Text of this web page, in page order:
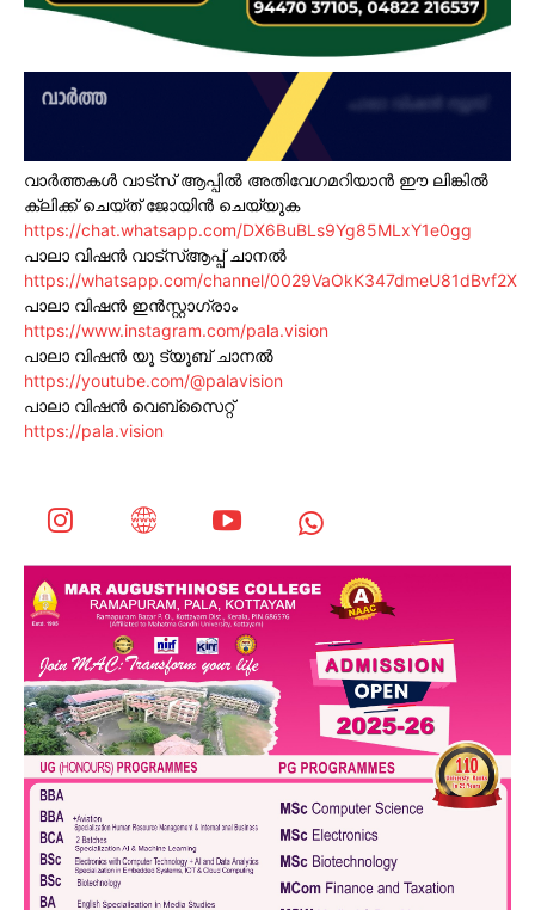
വാർത്തകൾ വാട്സ് ആപ്പിൽ അതിവേഗമറിയാൻ ഈ ലിങ്കിൽ
ക്ലിക്ക് ചെയ്ത് ജോയിൻ ചെയ്യുക
https://chat.whatsapp.com/DX6BuBLs9Yg85MLxY1e0gg
പാലാ വിഷൻ വാട്സ്ആപ്പ് ചാനൽ
https://whatsapp.com/channel/0029VaOkK347dmeU81dBvf2X
പാലാ വിഷൻ ഇൻസ്റ്റാഗ്രാം
https://www.instagram.com/pala.vision
പാലാ വിഷൻ യൂ ട്യൂബ് ചാനൽ
https://youtube.com/@palavision
പാലാ വിഷൻ വെബ്സൈറ്റ്
https://pala.vision